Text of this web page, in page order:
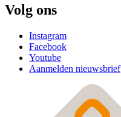
Volg ons
Instagram
Facebook
Youtube
Aanmelden nieuwsbrief